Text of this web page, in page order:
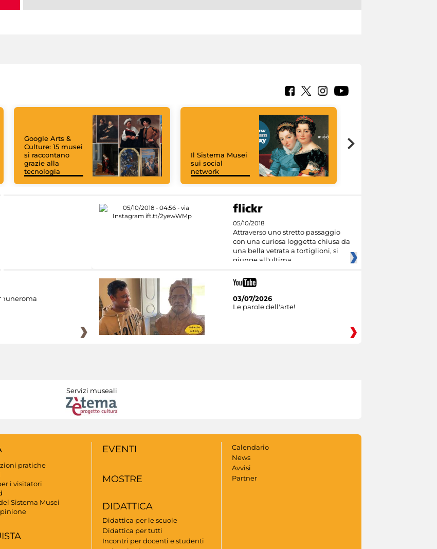
Google Arts &
Culture: 15 musei
si raccontano
grazie alla
tecnologia
Il Sistema Musei
sui social
network
05/10/2018
Attraverso uno stretto passaggio
con una curiosa loggetta chiusa da
una bella vetrata a tortiglioni, si
giunge all'ultima
03/07/2026
Le parole dell'arte!
Servizi museali
pratiche
i visitatori
Sistema Musei
EVENTI
MOSTRE
DIDATTICA
Didattica per le scuole
Didattica per tutti
Incontri per docenti e studenti
Calendario
News
Avvisi
Partner